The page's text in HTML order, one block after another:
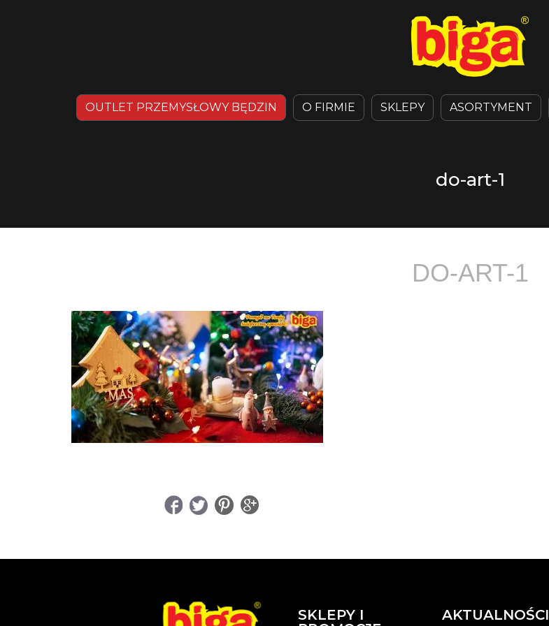
OUTLET PRZEMYSŁOWY BĘDZIN O FIRMIE SKLEPY ASORTYMENT
do-art-1
DO-ART-1
SKLEPY I
AKTUALNOŚCI